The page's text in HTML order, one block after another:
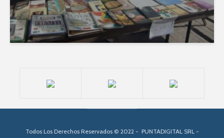
Todos Los Derechos Reservados © 2022 - PUNTADIGITAL SRL -